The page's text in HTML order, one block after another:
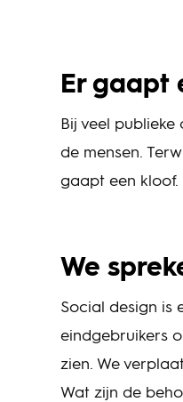
Er gaapt
Bij veel
de mensen.
gaapt een
We
Social design is
eindgebruikers
zien. We
Wat zijn de